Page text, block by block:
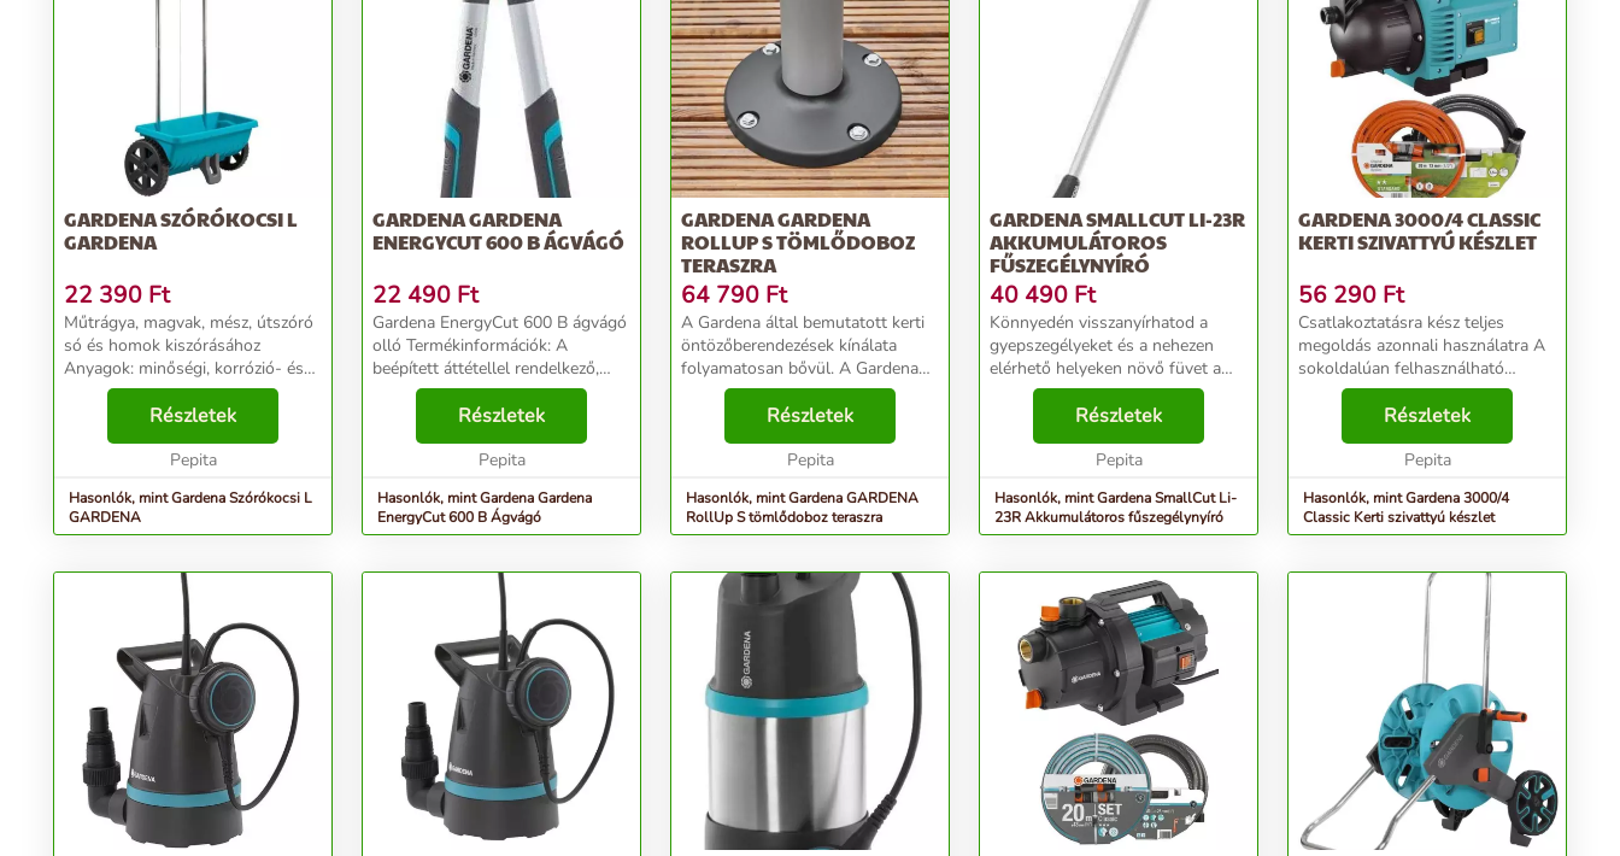
GARDENA SZÓRÓKOCSI L
GARDENA
22 390 Ft
Műtrágya, magvak, mész, útszóró
só és homok kiszórásához
Anyagok: minőségi, korrózió- és
ütésálló műanyag, robusztus
alumínium tolókar, rozsdamentes
acéldrót Hatókör/szórási
szélesség: 45 cm Térfog...
Részletek
Pepita
Hasonlók, mint Gardena Szórókocsi L
GARDENA
GARDENA GARDENA
ENERGYCUT 600 B ÁGVÁGÓ
22 490 Ft
Gardena EnergyCut 600 B ágvágó
olló Termékinformációk: A
beépített áttétellel rendelkező,
praktikus ágvágó olló erős
szerszám friss fa vágásához. A
GARDENA EnergyCut 600 B
ágvágó olló hagyományos ...
Részletek
Pepita
Hasonlók, mint Gardena Gardena
EnergyCut 600 B Ágvágó
GARDENA GARDENA
ROLLUP S TÖMLŐDOBOZ
TERASZRA
64 790 Ft
A Gardena által bemutatott kerti
öntözőberendezések kínálata
folyamatosan bővül. A Gardena
RollUp S 18605-20 automata
teraszos tömlődob a kert,
erkélynövények, cserepek és
virágágyások öntözése nélkül...
Részletek
Pepita
Hasonlók, mint Gardena GARDENA
RollUp S tömlődoboz teraszra
GARDENA SMALLCUT LI-23R
AKKUMULÁTOROS
FŰSZEGÉLYNYÍRÓ
40 490 Ft
Könnyedén visszanyírhatod a
gyepszegélyeket és a nehezen
elérhető helyeken növő füvet a
Gardena SmallCut Li-23 R
akkumulátoros fűszegélynyíróval.
Használata különösen egyszerű,
mivel könnyű, markolata...
Részletek
Pepita
Hasonlók, mint Gardena SmallCut Li-
23R Akkumulátoros fűszegélynyíró
GARDENA 3000/4 CLASSIC
KERTI SZIVATTYÚ KÉSZLET
56 290 Ft
Csatlakoztatásra kész teljes
megoldás azonnali használatra A
sokoldalúan felhasználható
kompakt GARDENA 3000/4 kerti
szivattyú optimális alapmodell.
Szívó- és nyomóerejének
köszönhetően ideális önt...
Részletek
Pepita
Hasonlók, mint Gardena 3000/4
Classic Kerti szivattyú készlet